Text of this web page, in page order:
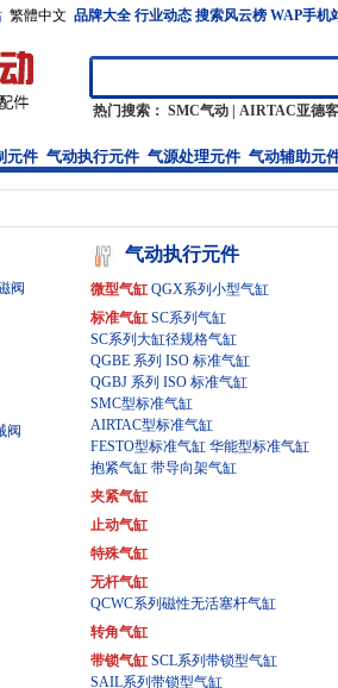
繁體中文 品牌大全 行业动态 搜索风云榜 WAP手机
热门搜索： SMC气动 AIRTAC亚德客
元件 气动执行元件 气源处理元件 气动辅助元
阀
阀
气动执行元件
微型气缸 QGX系列小型气缸
标准气缸 SC系列气缸
SC系列大缸径规格气缸
QGBE 系列 ISO 标准气缸
QGBJ 系列 ISO 标准气缸
SMC型标准气缸
AIRTAC型标准气缸
FESTO型标准气缸 华能型标准气缸
抱紧气缸 带导向架气缸
夹紧气缸
止动气缸
特殊气缸
无杆气缸
QCWC系列磁性无活塞杆气缸
转角气缸
带锁气缸 SCL系列带锁型气缸
SAIL系列带锁型气缸